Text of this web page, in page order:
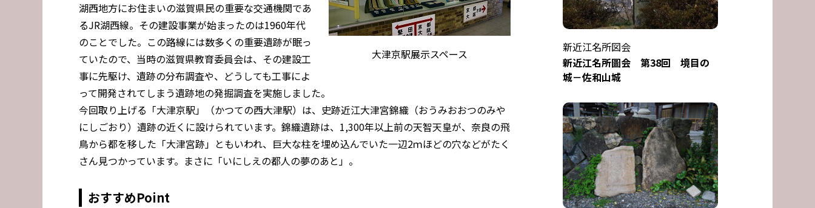
大津京駅展示スペース
湖西地方にお住まいの滋賀県民の重要な交通機関であ
るJR湖西線。その建設事業が始まったのは1960年代
のことでした。この路線には数多くの重要遺跡が眠っ
ていたので、当時の滋賀県教育委員会は、その建設工
事に先駆け、遺跡の分布調査や、どうしても工事によ
って開発されてしまう遺跡地の発掘調査を実施しました。
今回取り上げる「大津京駅」（かつての西大津駅）は、史跡近江大津宮錦織（おうみおおつのみや
にしごおり）遺跡の近くに設けられています。錦織遺跡は、1,300年以上前の天智天皇が、奈良の飛
鳥から都を移した「大津宮跡」ともいわれ、巨大な柱を埋め込んでいた一辺2ｍほどの穴などがたく
さん見つかっています。まさに「いにしえの都人の夢のあと」。
おすすめPoint
新近江名所図会
新近江名所圖会 第38回 境目の
城－佐和山城